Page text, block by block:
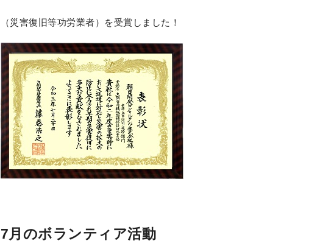
（災害復旧等功労業者）を受賞しました！
7月のボランティア活動